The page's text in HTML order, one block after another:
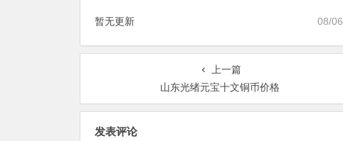
08/06
暂无更新
上一篇
山东光绪元宝十文铜币价格
发表评论